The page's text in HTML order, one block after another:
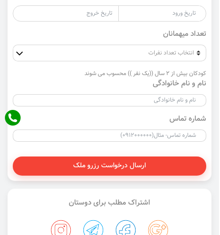
تعداد میهمانان
کودکان بیش از 2 سال ((یک نفر )) محسوب می شوند
نام و نام خانوادگی
شماره تماس
ارسال درخواست رزرو ملک
اشتراک مطلب برای دوستان